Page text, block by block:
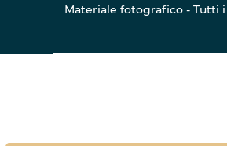
Materiale fotografico - Tutti